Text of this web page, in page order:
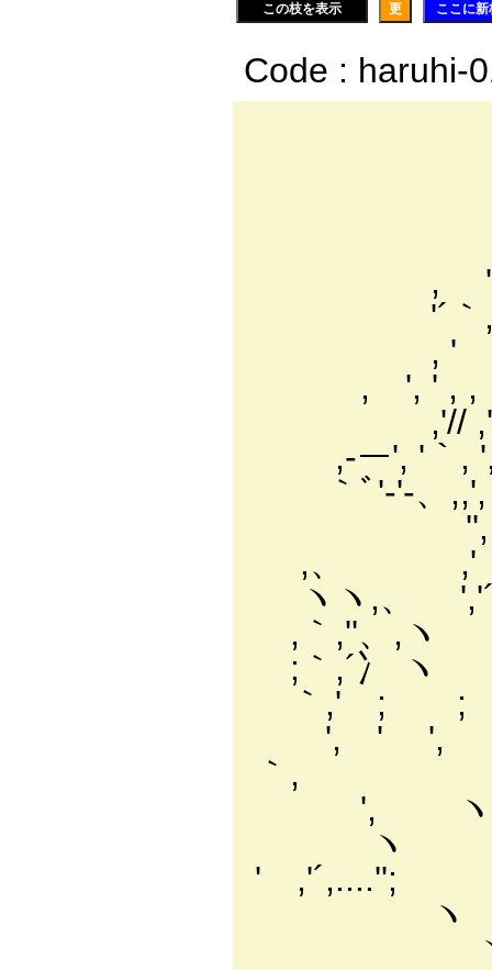
この枝を表示 更 ここに
Code : haruhi-
, ' ' ''
'´｀,´ '
, ' ;
, ', ' , ,
,'// ,' ',
,-ー', '
｀ﾞ'-'-
'', ' , ', '
,、 ,' ,
ヽヽ,、
,｀,''、,
;｀,´
｀,'
', '
｀,
', ヽ
ヽ 'ヽ
' ,'´,....'';
ヽ 丶
ヽ、 ,'